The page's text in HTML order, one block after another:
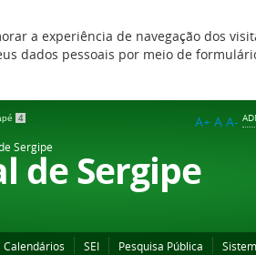
a experiência de navegação dos
dados pessoais por meio de
4 A+ A A-
Sergipe
de Sergipe
Calendários SEI Pesquisa Pública